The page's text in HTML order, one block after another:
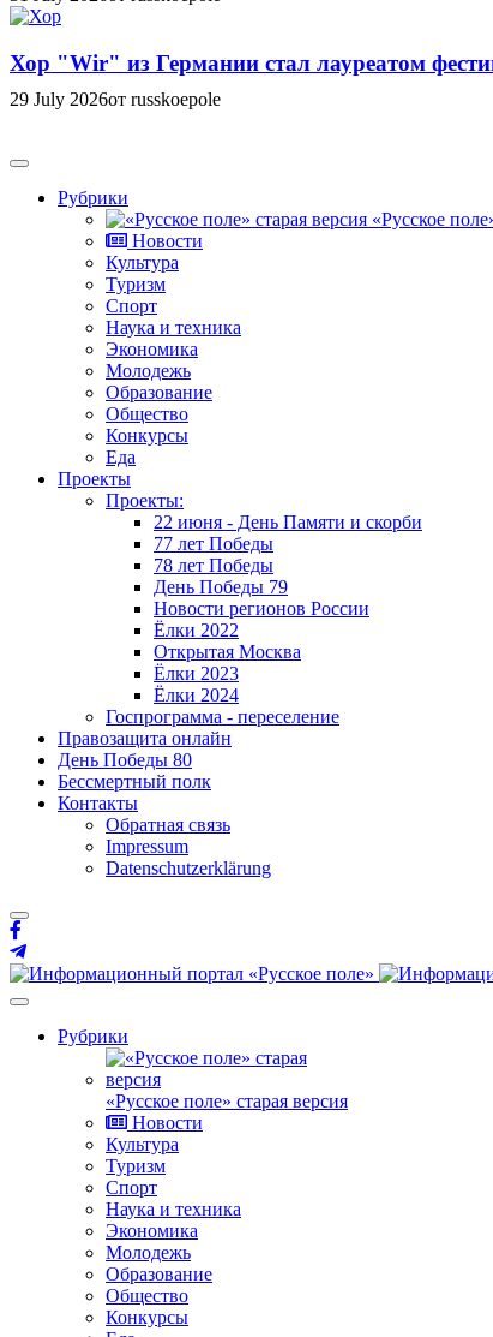
Хор "Wir" из Германии стал лауреатом
29 July 2026от russkoepole
Рубрики
«Русское
Новости
Культура
Туризм
Спорт
Наука и техника
Экономика
Молодежь
Образование
Общество
Конкурсы
Еда
Проекты
Проекты:
22 июня - День Памяти и скорби
77 лет Победы
78 лет Победы
День Победы 79
Новости регионов России
Ёлки 2022
Открытая Москва
Ёлки 2023
Ёлки 2024
Госпрограмма - переселение
Правозащита онлайн
День Победы 80
Бессмертный полк
Контакты
Обратная связь
Impressum
Datenschutzerklärung
Рубрики
«Русское поле» старая версия
Новости
Культура
Туризм
Спорт
Наука и техника
Экономика
Молодежь
Образование
Общество
Конкурсы